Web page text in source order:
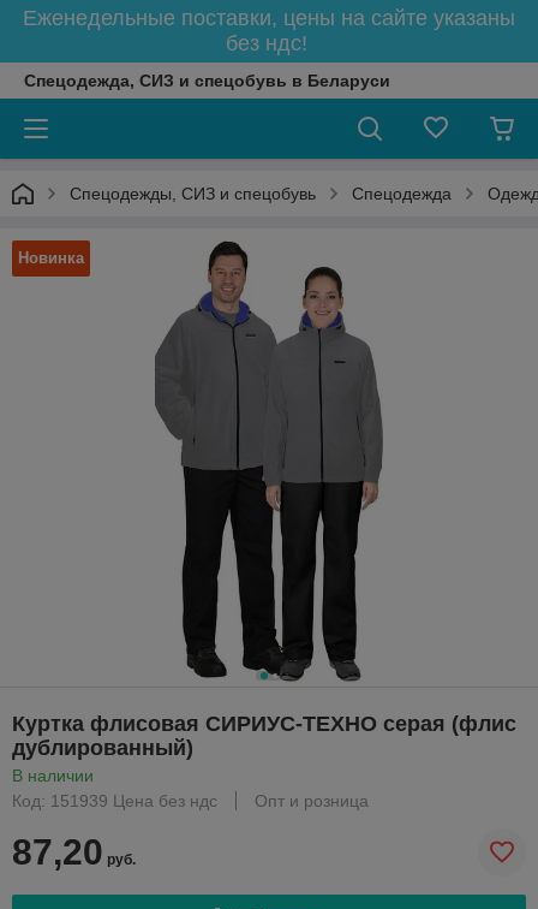
Еженедельные поставки, цены на сайте указаны
без ндс!
Спецодежда, СИЗ и спецобувь в Беларуси
Спецодежды, СИЗ и спецобувь Спецодежда
Новинка
Куртка флисовая СИРИУС-ТЕХНО серая (флис
дублированный)
В наличии
Код: 151939 Цена без ндс
Опт и розница
87,20 руб.